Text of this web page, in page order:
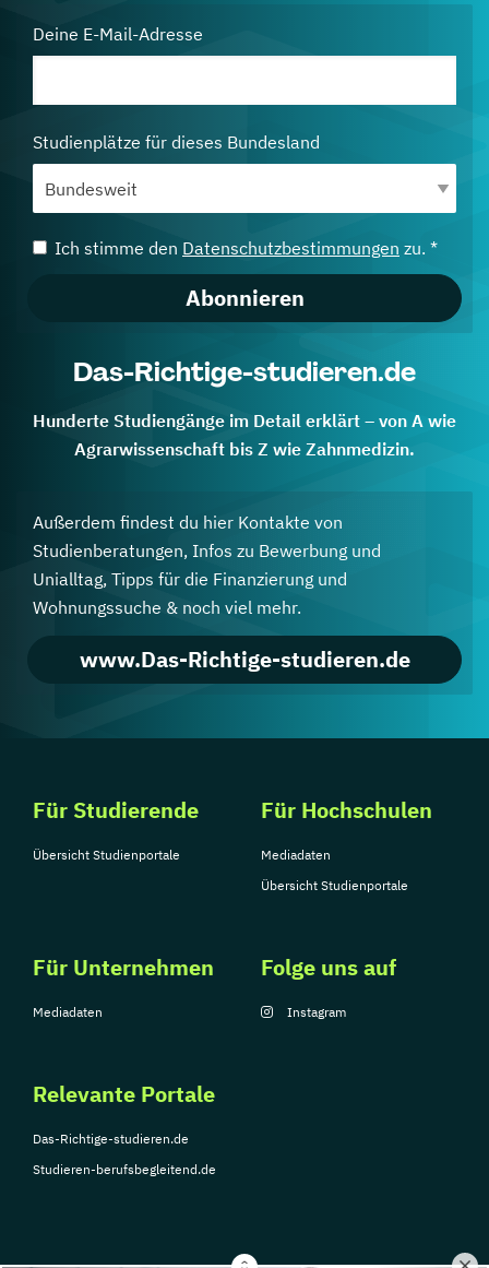
Deine E-Mail-Adresse
Studienplätze für dieses Bundesland
Ich stimme den Datenschutzbestimmungen zu. *
Abonnieren
Das-Richtige-studieren.de
Hunderte Studiengänge im Detail erklärt – von A wie
Agrarwissenschaft bis Z wie Zahnmedizin.
Außerdem findest du hier Kontakte von
Studienberatungen, Infos zu Bewerbung und
Unialltag, Tipps für die Finanzierung und
Wohnungssuche & noch viel mehr.
www.Das-Richtige-studieren.de
Für Studierende
Übersicht Studienportale
Für Hochschulen
Mediadaten
Übersicht Studienportale
Für Unternehmen
Mediadaten
Relevante Portale
Das-Richtige-studieren.de
Studieren-berufsbegleitend.de
Folge uns auf
Instagram